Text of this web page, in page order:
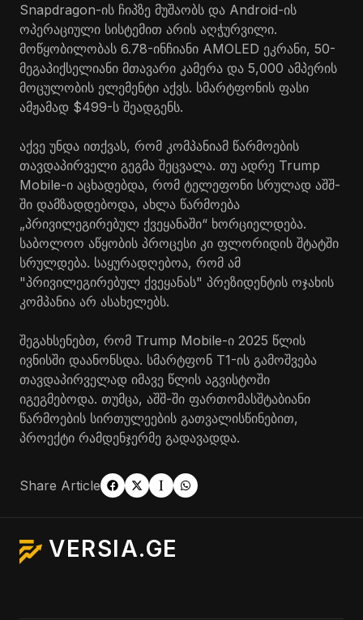
Snapdragon-ის ჩიპზე მუშაობს და Android-ის
ოპერაციული სისტემით არის აღჭურვილი.
მოწყობილობას 6.78-ინჩიანი AMOLED ეკრანი, 50-
მეგაპიქსელიანი მთავარი კამერა და 5,000 ამპერის
მოცულობის ელემენტი აქვს. სმარტფონის ფასი
ამჟამად $499-ს შეადგენს.
აქვე უნდა ითქვას, რომ კომპანიამ წარმოების
თავდაპირველი გეგმა შეცვალა. თუ ადრე Trump
Mobile-ი აცხადებდა, რომ ტელეფონი სრულად აშშ-
ში დამზადდებოდა, ახლა წარმოება
„პრივილეგირებულ ქვეყანაში“ ხორციელდება.
საბოლოო აწყობის პროცესი კი ფლორიდის შტატში
სრულდება. საყურადღებოა, რომ ამ
"პრივილეგირებულ ქვეყანას" პრეზიდენტის ოჯახის
კომპანია არ ასახელებს.
შეგახსენებთ, რომ Trump Mobile-ი 2025 წლის
ივნისში დაანონსდა. სმარტფონ T1-ის გამოშვება
თავდაპირველად იმავე წლის აგვისტოში
იგეგმებოდა. თუმცა, აშშ-ში ფართომასშტაბიანი
წარმოების სირთულეების გათვალისწინებით,
პროექტი რამდენჯერმე გადავადდა.
Share Article
VERSIA.GE